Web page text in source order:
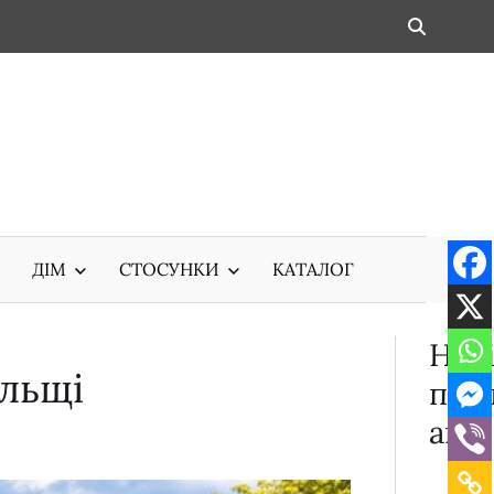
ДІМ СТОСУНКИ КАТАЛОГ
Нові
ації